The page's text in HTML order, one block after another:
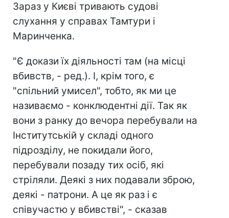
Зараз у Києві тривають судові
слухання у справах Тамтури і
Маринченка.
"Є докази їх діяльності там (на місці
вбивств, - ред.). І, крім того, є
"спільний умисел", тобто, як ми це
називаємо - конклюдентні дії. Так як
вони з ранку до вечора перебували на
Інститутській у складі одного
підрозділу, не покидали його,
перебували позаду тих осіб, які
стріляли. Деякі з них подавали зброю,
деякі - патрони. А це як раз і є
співучастю у вбивстві", - сказав